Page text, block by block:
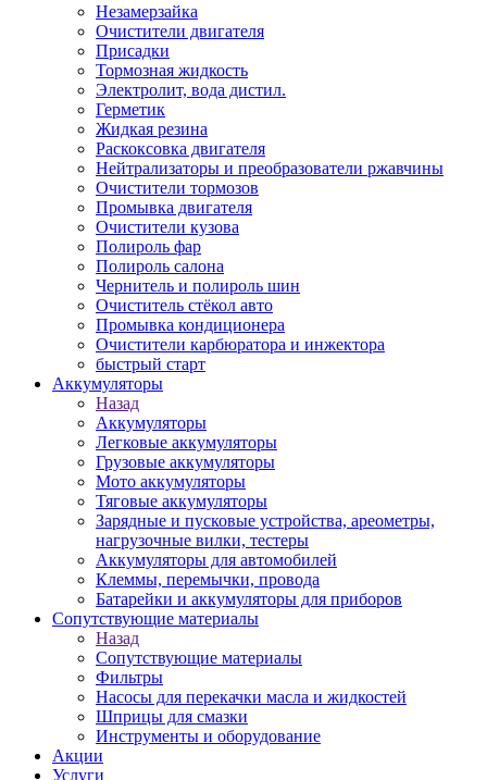
Незамерзайка
Очистители двигателя
Присадки
Тормозная жидкость
Электролит, вода дистил.
Герметик
Жидкая резина
Раскоксовка двигателя
Нейтрализаторы и преобразователи ржавчины
Очистители тормозов
Промывка двигателя
Очистители кузова
Полироль фар
Полироль салона
Чернитель и полироль шин
Очиститель стёкол авто
Промывка кондиционера
Очистители карбюратора и инжектора
быстрый старт
Аккумуляторы
Назад
Аккумуляторы
Легковые аккумуляторы
Грузовые аккумуляторы
Мото аккумуляторы
Тяговые аккумуляторы
Зарядные и пусковые устройства, ареометры,
нагрузочные вилки, тестеры
Аккумуляторы для автомобилей
Клеммы, перемычки, провода
Батарейки и аккумуляторы для приборов
Сопутствующие материалы
Назад
Сопутствующие материалы
Фильтры
Насосы для перекачки масла и жидкостей
Шприцы для смазки
Инструменты и оборудование
Акции
Услуги